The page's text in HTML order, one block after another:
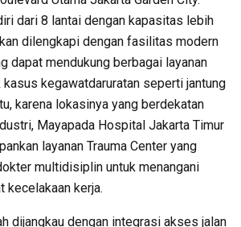
dari 8 lantai dengan kapasitas lebih
dilengkapi dengan fasilitas modern
dapat mendukung berbagai layanan
kasus kegawatdaruratan seperti jantung
karena lokasinya yang berdekatan
Mayapada Hospital Jakarta Timur
layanan Trauma Center yang
multidisiplin untuk menangani
kecelakaan kerja.
dijangkau dengan integrasi akses jalan